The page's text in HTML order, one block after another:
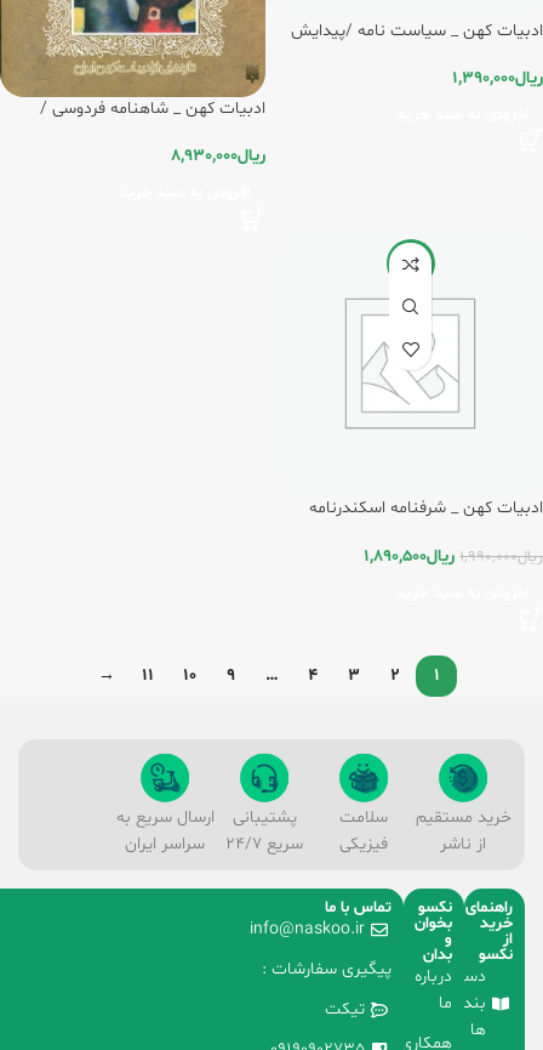
ادبیات کهن _ سیاست نامه /پیدایش
ریال1,390,000
ادبیات کهن _ شاهنامه فردوسی /
ریال8,930,000
-5%
ادبیات کهن _ شرفنامه اسکندرنامه
ریال1,990,000 ریال1,890,500
1
2
3
4
…
9
10
11
→
خرید مستقیم
از ناشر
سلامت
فیزیکی
پشتیبانی
سریع 24/7
ارسال سریع به
سراسر ایران
راهنمای
خرید
از
نکسو
دسته
بندی
ها
نکسو
بخوان
و
بدان
درباره
ما
همکاری
تماس با ما
info@naskoo.ir
پیگیری سفارشات :
تیکت